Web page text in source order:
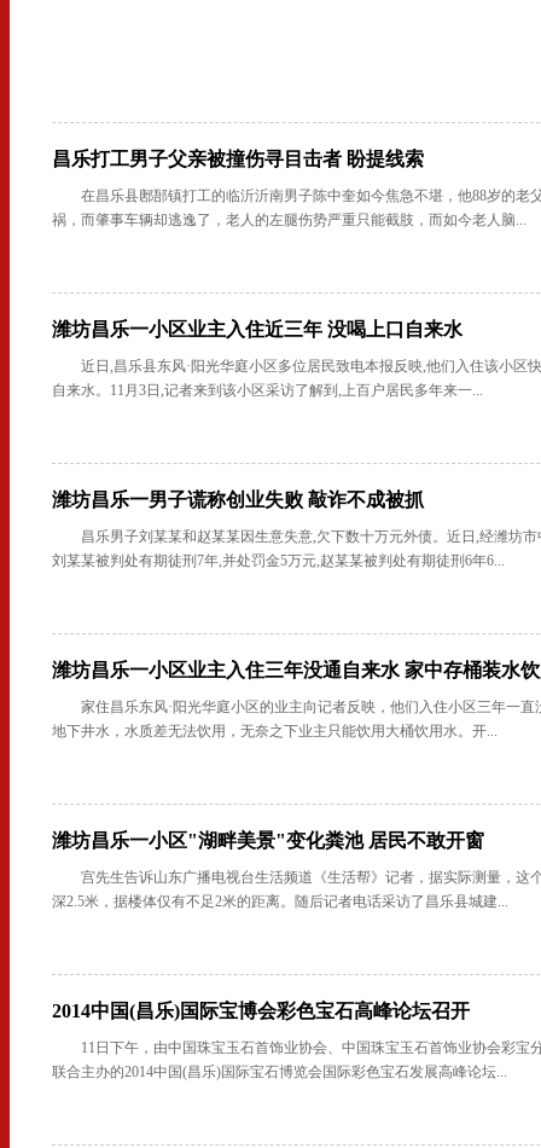
昌乐打工男子父亲被撞伤寻目击者 盼提线索
在昌乐县鄌郚镇打工的临沂沂南男子陈中奎如今焦急不堪，他88岁的老
祸，而肇事车辆却逃逸了，老人的左腿伤势严重只能截肢，而如今老人脑...
潍坊昌乐一小区业主入住近三年 没喝上口自来水
近日,昌乐县东风·阳光华庭小区多位居民致电本报反映,他们入住该小区
自来水。11月3日,记者来到该小区采访了解到,上百户居民多年来一...
潍坊昌乐一男子谎称创业失败 敲诈不成被抓
昌乐男子刘某某和赵某某因生意失意,欠下数十万元外债。近日,经潍坊
刘某某被判处有期徒刑7年,并处罚金5万元,赵某某被判处有期徒刑6年6...
潍坊昌乐一小区业主入住三年没通自来水 家中存桶装水
家住昌乐东风·阳光华庭小区的业主向记者反映，他们入住小区三年一
地下井水，水质差无法饮用，无奈之下业主只能饮用大桶饮用水。开...
潍坊昌乐一小区"湖畔美景"变化粪池 居民不敢开窗
宫先生告诉山东广播电视台生活频道《生活帮》记者，据实际测量，这
深2.5米，据楼体仅有不足2米的距离。随后记者电话采访了昌乐县城建...
2014中国(昌乐)国际宝博会彩色宝石高峰论坛召开
11日下午，由中国珠宝玉石首饰业协会、中国珠宝玉石首饰业协会彩宝
联合主办的2014中国(昌乐)国际宝石博览会国际彩色宝石发展高峰论坛...